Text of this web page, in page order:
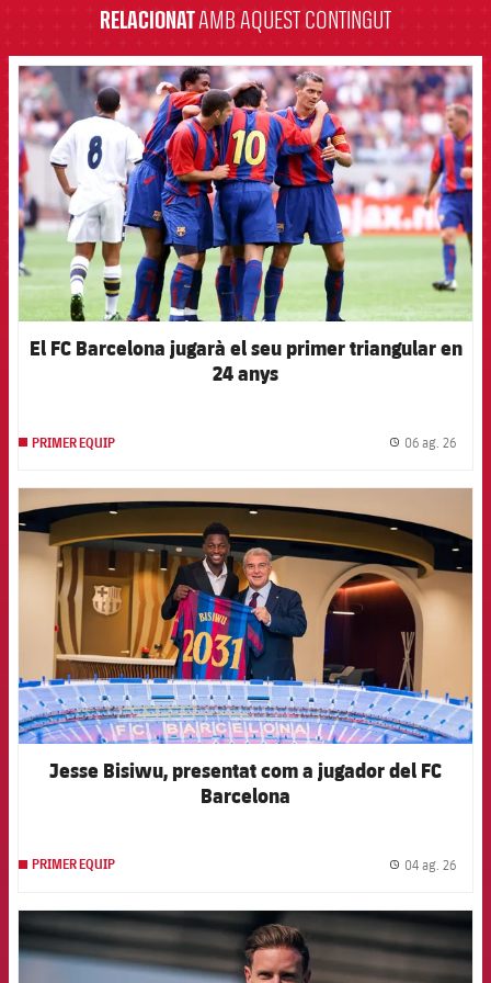
RELACIONATAMB AQUEST CONTINGUT
FCB Barcelona badge
El FC Barcelona jugarà el seu primer triangular en
24 anys
PRIMER EQUIP 06 ag. 26
Jesse Bisiwu, presentat com a jugador del FC
Barcelona
PRIMER EQUIP 04 ag. 26
FCB Barcelona badge